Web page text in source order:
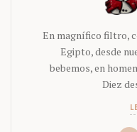
En magnífico filtro,
Egipto, desde
bebemos, en
Diez